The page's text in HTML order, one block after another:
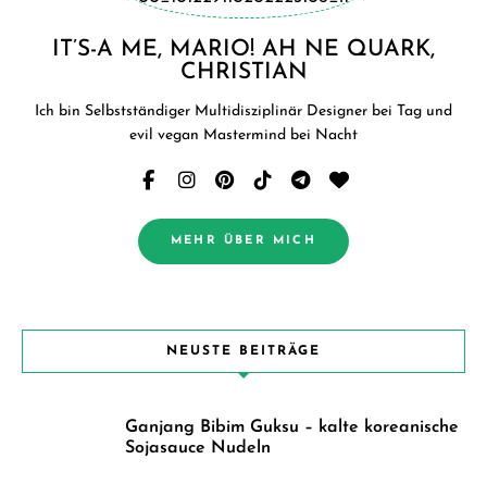
IT’S-A ME, MARIO! AH NE QUARK,
CHRISTIAN
Ich bin Selbstständiger Multidisziplinär Designer bei Tag und
evil vegan Mastermind bei Nacht
MEHR ÜBER MICH
NEUSTE BEITRÄGE
Ganjang Bibim Guksu – kalte koreanische
Sojasauce Nudeln